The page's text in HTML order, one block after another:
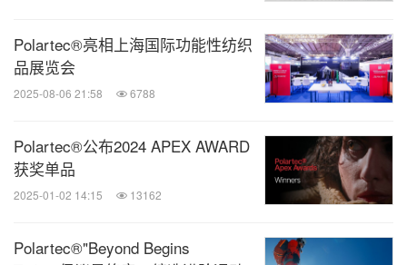
“美利肯旗下品牌Borchers®亮相2024中国国际涂料
消息来源：美利肯公司(Milliken & Company)
微信公众号“能动”发布全球能源、化工、采
Polartec®亮相上海国际功能性纺织
品展览会
2025-08-06 21:58 6788
Polartec®公布2024 APEX AWARD
获奖单品
2025-01-02 14:15 13162
Polartec®"Beyond Begins